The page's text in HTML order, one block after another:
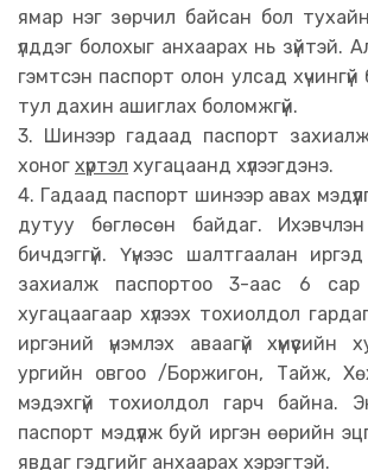
ямар нэг зөрчил байсан бол
үлддэг болохыг анхаарах нь зүйтэй.
гэмтсэн паспорт олон улсад
тул дахин ашиглах боломжгүй.
3. Шинээр гадаад паспорт
хоног хүртэл хугацаанд хүлээгдэнэ.
4. Гадаад паспорт шинээр авах
дутуу бөглөсөн байдаг.
бичдэггүй. Үүнээс шалтгаалан
захиалж паспортоо 3-аас 6 сар
хугацаагаар хүлээх тохиолдол
иргэний үнэмлэх аваагүй хүмүүсийн
ургийн овгоо /Боржигон, Тайж,
мэдэхгүй тохиолдол гарч байна.
паспорт мэдүүлж буй иргэн өөрийн
явдаг гэдгийг анхаарах хэрэгтэй.